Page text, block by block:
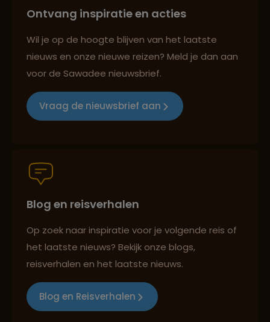
Persoonlijk en deskundig reisadvies
Best beoordeelde reisroutes
Ontvang inspiratie en acties
Wil je op de hoogte blijven van het laatste
nieuws en onze nieuwe reizen? Meld je dan aan
voor de Sawadee nieuwsbrief.
Vraag de nieuwsbrief aan
Blog en reisverhalen
Op zoek naar inspiratie voor je volgende reis of
het laatste nieuws? Bekijk onze blogs,
reisverhalen en het laatste nieuws.
Blog en Reisverhalen